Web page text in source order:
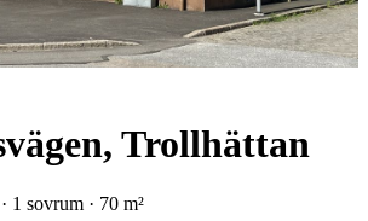
Trollhättan
1 sovrum · 70 m²